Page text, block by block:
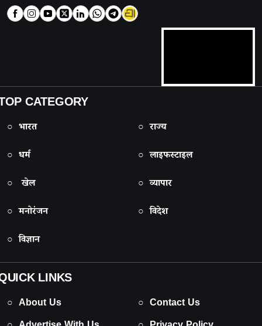
CATEGORY
○ भारत
○ राज्य
○ धर्म
○ लाइफस्टाइल
○ खेल
○ व्यापार
○ मनोरंजन
○ विदेश
○ विज्ञान
LINKS
○ About Us
○ Contact Us